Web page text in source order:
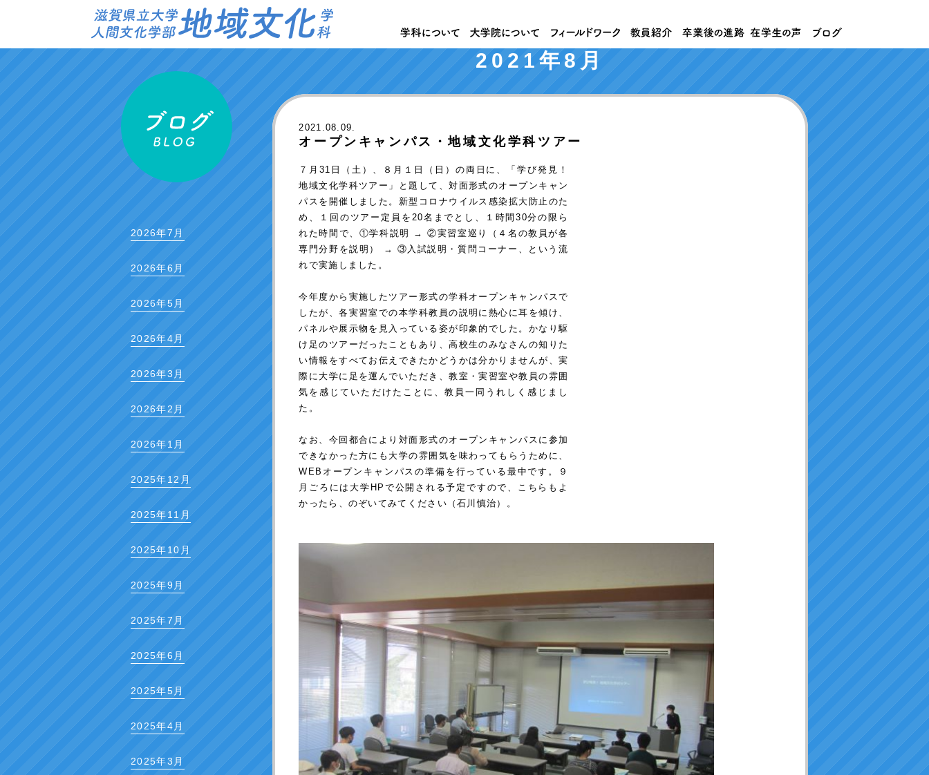
2026年7月
2026年6月
2026年5月
2026年4月
2026年3月
2026年2月
2026年1月
2025年12月
2025年11月
2025年10月
2025年9月
2025年7月
2025年6月
2025年5月
2025年4月
2025年3月
2021年8月
2021 .08.09.
オープンキャンパス・地域文化学科ツアー
７月31日（土）、８月１日（日）の両日に、「学び発見！
地域文化学科ツアー」と題して、対面形式のオープンキャン
パスを開催しました。新型コロナウイルス感染拡大防止のた
め、１回のツアー定員を20名までとし、１時間30分の限ら
れた時間で、①学科説明 → ②実習室巡り（４名の教員が各
専門分野を説明） → ③入試説明・質問コーナー、という流
れで実施しました。
今年度から実施したツアー形式の学科オープンキャンパスで
したが、各実習室での本学科教員の説明に熱心に耳を傾け、
パネルや展示物を見入っている姿が印象的でした。かなり駆
け足のツアーだったこともあり、高校生のみなさんの知りた
い情報をすべてお伝えできたかどうかは分かりませんが、実
際に大学に足を運んでいただき、教室・実習室や教員の雰囲
気を感じていただけたことに、教員一同うれしく感じまし
た。
なお、今回都合により対面形式のオープンキャンパスに参加
できなかった方にも大学の雰囲気を味わってもらうために、
WEBオープンキャンパスの準備を行っている最中です。９
月ごろには大学HPで公開される予定ですので、こちらもよ
かったら、のぞいてみてください（石川慎治）。